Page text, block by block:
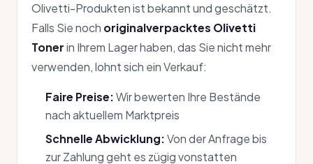
Olivetti-Produkten ist bekannt und geschätzt.
Falls Sie noch originalverpacktes Olivetti
Tonerin Ihrem Lager haben, das Sie nicht mehr
verwenden, lohnt sich ein Verkauf:
Faire Preise: Wir bewerten Ihre Bestände
nach aktuellem Marktpreis
Schnelle Abwicklung: Von der Anfrage bis
zur Zahlung geht es zügig vonstatten